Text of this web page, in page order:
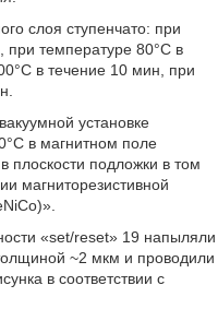
слоя ступенчато: при
при температуре 80°C в
в течение 10 мин, при
установке
в магнитном поле
подложки в том
магниторезистивной
«set/reset» 19 напыляли
~2 мкм и проводили
в соответствии с